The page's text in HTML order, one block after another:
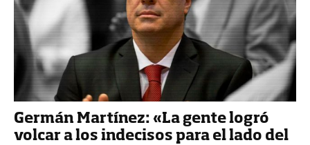
Germán Martínez: «La gente logró
volcar a los indecisos para el lado del